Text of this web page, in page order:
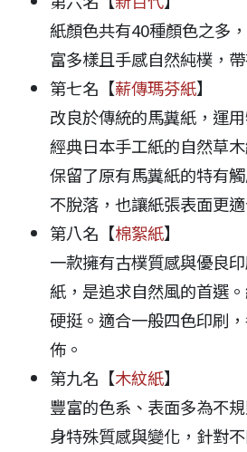
紙顏色共有40種顏色之多
富多樣且手感自然純樸，
第七名【薪傳瑪芬紙】
改良於傳統的馬糞紙，運
經典日本手工紙的自然草
保留了原有馬糞紙的特有
不脫落，也讓紙張表面更
第八名【棉絮紙】
一款擁有古樸質感與優良
紙，是追求自然風的首選
硬挺。適合一般四色印刷
佈。
第九名【木紋紙】
豐富的色系、表面多為不
身特殊質感與變化，針對